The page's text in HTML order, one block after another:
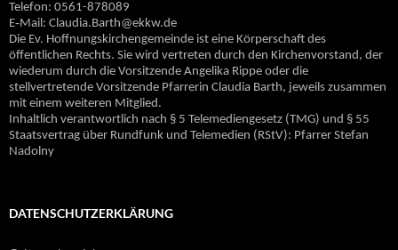
Telefon: 0561-878089
E‐Mail: Claudia.Barth@ekkw.de
Die Ev. Hoffnungskirchengemeinde ist eine Körperschaft des
öffentlichen Rechts. Sie wird vertreten durch den Kirchenvorstand, der
wiederum durch die Vorsitzende Angelika Rippe oder die
stellvertretende Vorsitzende Pfarrerin Claudia Barth, jeweils zusammen
mit einem weiteren Mitglied.
Inhaltlich verantwortlich nach § 5 Telemediengesetz (TMG) und § 55
Staatsvertrag über Rundfunk und Telemedien (RStV): Pfarrer Stefan
Nadolny
DATENSCHUTZERKLÄRUNG